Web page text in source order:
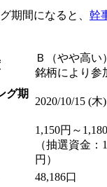
期間になると、 幹
Ｂ（やや高い）
銘柄により参
グ期
2020/10/15 (
1,150円～
（抽選資金：
円）
48,186口